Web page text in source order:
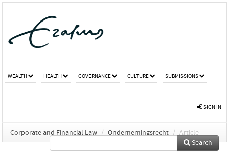
WEALTH HEALTH GOVERNANCE CULTURE SUBMISSIONS
SIGN IN
Corporate and Financial Law / Ondernemingsrecht / Article
Search